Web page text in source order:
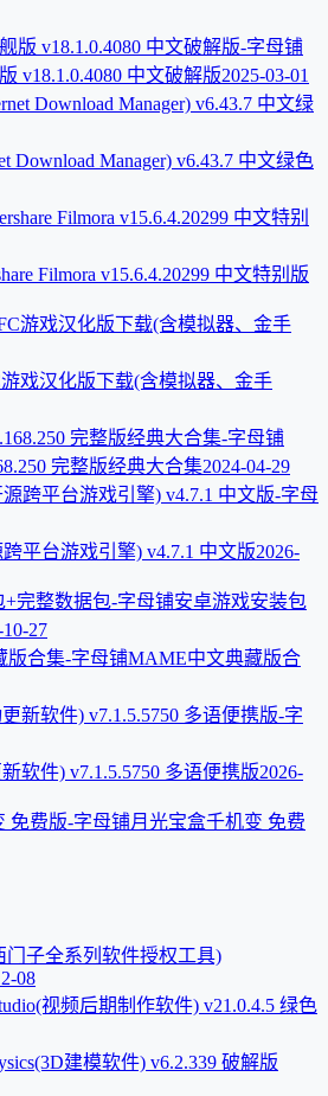
v18.1.0.4080 中文破解版2025-03-01
Download Manager) v6.43.7 中文绿色
Filmora v15.6.4.20299 中文特别版
戏汉化版下载(含模拟器、金手
完整版经典大合集2024-04-29
跨平台游戏引擎) v4.7.1 中文版2026-
安卓游戏安装包
10-27
MAME中文典藏版合
软件) v7.1.5.5750 多语便携版2026-
月光宝盒千机变 免费
门子全系列软件授权工具)
08
视频后期制作软件) v21.0.4.5 绿色
建模软件) v6.2.339 破解版